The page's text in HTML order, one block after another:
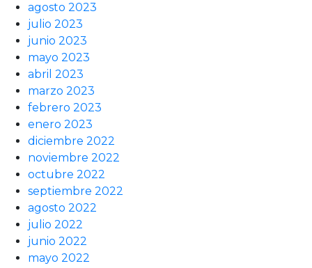
agosto 2023
julio 2023
junio 2023
mayo 2023
abril 2023
marzo 2023
febrero 2023
enero 2023
diciembre 2022
noviembre 2022
octubre 2022
septiembre 2022
agosto 2022
julio 2022
junio 2022
mayo 2022